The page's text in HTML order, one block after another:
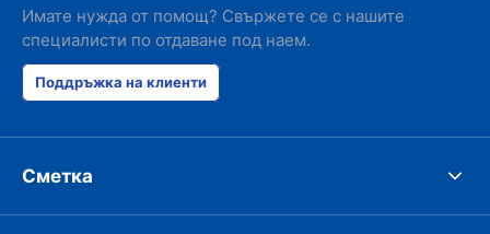
Имате нужда от помощ? Свържете се с нашите
специалисти по отдаване под наем.
Поддръжка на клиенти
Сметка